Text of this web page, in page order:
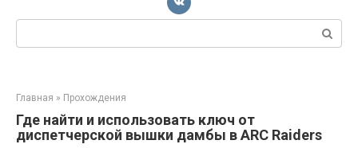
Поиск:
Главная » Прохождения
Где найти и использовать ключ от
диспетчерской вышки дамбы в ARC Raiders